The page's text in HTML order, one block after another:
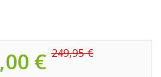
€249,95 €